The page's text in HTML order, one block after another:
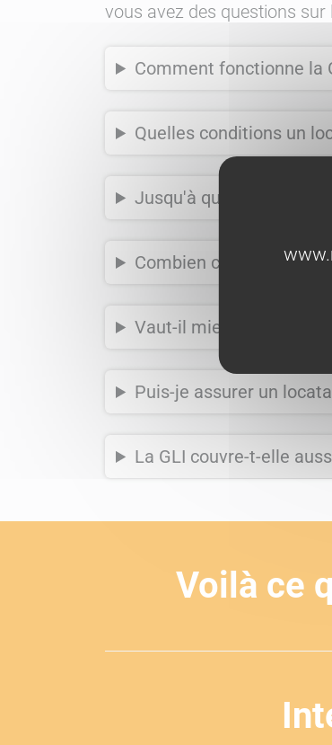
vous avez des questions
Comment fonctionne la
Quelles conditions un
Jusqu'à quel montant
Combien coûte la GLI ?
Vaut-il mieux une GLI
Puis-je assurer un
La GLI couvre-t-elle
Voilà ce